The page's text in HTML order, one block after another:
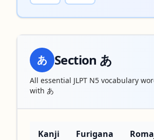
あ Section あ
All essential JLPT N5 vocabulary
with あ
Kanji Furigana